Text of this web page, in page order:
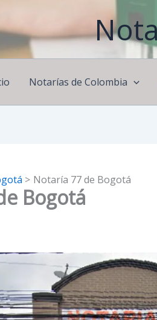
Notarías de Colombia
Notaría 77 de Bogotá
Bogotá